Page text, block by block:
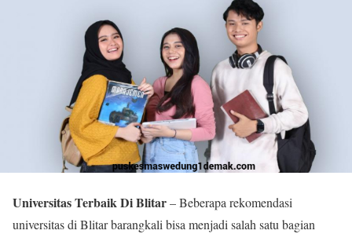
Universitas Terbaik Di Blitar– Beberapa rekomendasi
universitas di Blitar barangkali bisa menjadi salah satu bagian